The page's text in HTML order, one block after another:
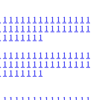
1 1 1 1 1 1 1 1 1 1 1 1 1 1 1
1 1 1 1 1 1 1 1 1 1 1 1 1 1 1
1 1 1 1 1 1 1
1 1 1 1 1 1 1 1 1 1 1 1 1 1 1
1 1 1 1 1 1 1 1 1 1 1 1 1 1 1
1 1 1 1 1 1 1